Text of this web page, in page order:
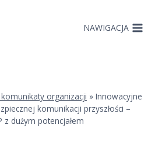
NAWIGACJA
organizacji » Innowacyjne
komunikacji przyszłości –
dużym potencjałem